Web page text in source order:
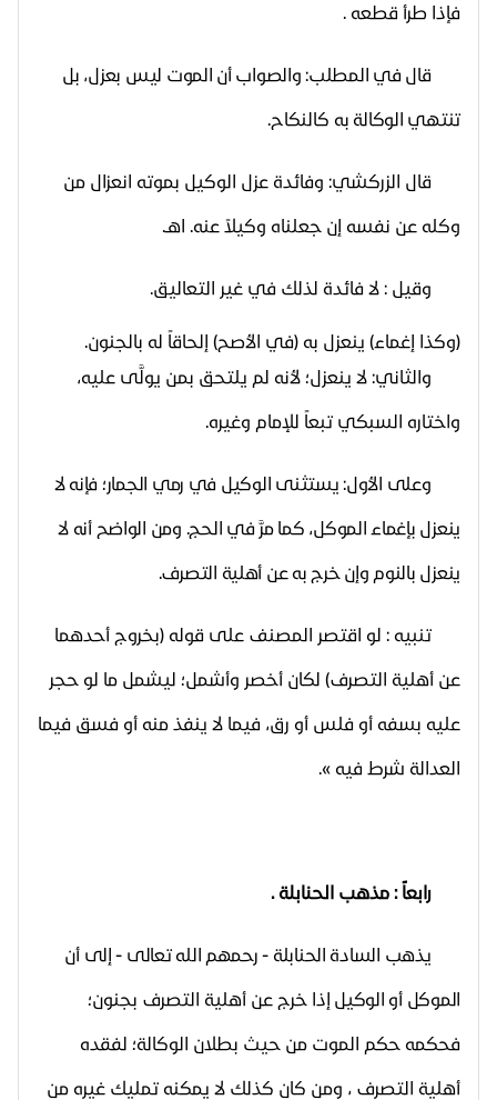
فإذا طرأ قطعه .
قال في المطلب: والصواب أن الموت ليس بعزل، بل
تنتهي الوكالة به كالنكاح.
قال الزركشي: وفائدة عزل الوكيل بموته انعزال من
وكله عن نفسه إن جعلناه وكيلاً عنه. اهـ.
وقيل : لا فائدة لذلك في غير التعاليق.
(وكذا إغماء) ينعزل به (في الأصح) إلحاقاً له بالجنون.
والثاني: لا ينعزل؛ لأنه لم يلتحق بمن يولَّى عليه،
واختاره السبكي تبعاً للإمام وغيره.
وعلى الأول: يستثنى الوكيل في رمي الجمار؛ فإنه لا
ينعزل بإغماء الموكل، كما مرَّ في الحج. ومن الواضح أنه لا
ينعزل بالنوم وإن خرج به عن أهلية التصرف.
تنبيه : لو اقتصر المصنف على قوله (بخروج أحدهما
عن أهلية التصرف) لكان أخصر وأشمل؛ ليشمل ما لو حجر
عليه بسفه أو فلس أو رق، فيما لا ينفذ منه أو فسق فيما
العدالة شرط فيه ».
رابعاً : مذهب الحنابلة .
يذهب السادة الحنابلة - رحمهم الله تعالى - إلى أن
الموكل أو الوكيل إذا خرج عن أهلية التصرف بجنون؛
فحكمه حكم الموت من حيث بطلان الوكالة؛ لفقده
أهلية التصرف ، ومن كان كذلك لا يمكنه تمليك غيره من